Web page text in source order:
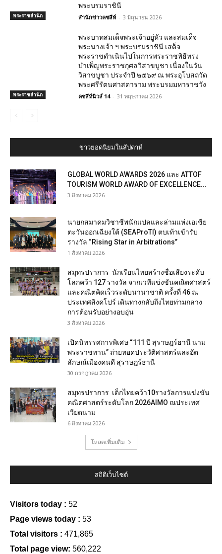
พระราชสำนัก
พระบรมราชินี
สำนักข่าวคชสีห์ - 3 มิถุนายน 2026
พระราชสำนัก
พระบาทสมเด็จพระเจ้าอยู่หัว และสมเด็จ
พระนางเจ้า ฯ พระบรมราชินี เสด็จ
พระราชดำเนินไปในการพระราชพิธีทรง
บำเพ็ญพระราชกุศลวิสาขบูชา เนื่องในวัน
วิสาขบูชา ประจำปี ๒๕๖๙ ณ พระอุโบสถวัด
พระศรีรัตนศาสดาราม พระบรมมหาราชวัง
คชสีห์นิวส์ 14 - 31 พฤษภาคม 2026
ข่าวยอดนิยมในสัปดาห์
GLOBAL WORLD AWARDS 2026 และ ATTOF
TOURISM WORLD AWARD OF EXCELLENCE...
3 สิงหาคม 2026
นายกสมาคมวิชาชีพนักแปลและล่ามแห่งเอเชีย
ตะวันออกเฉียงใต้ (SEAProTI) ตบเท้าเข้ารับ
รางวัล “Rising Star in Arbitrations”
1 สิงหาคม 2026
สมุทรปราการ นักเรียนไทยสร้างชื่อเสียงระดับ
โลกคว้า 127 รางวัล จากเวทีแข่งขันคณิตศาสตร์
และคณิตคิดเร็วระดับนานาชาติ ครั้งที่ 46 ณ
ประเทศสิงคโปร์ เดินทางกลับถึงไทยท่ามกลาง
การต้อนรับอย่างอบอุ่น
3 สิงหาคม 2026
เปิดนิทรรศการพิเศษ “111 ปี สุราษฎร์ธานี นาม
พระราชทาน” ถ่ายทอดประวัติศาสตร์และอัต
ลักษณ์เมืองคนดี สุราษฎร์ธานี
30 กรกฎาคม 2026
สมุทรปราการ เด็กไทยคว้า10รางวัลการแข่งขัน
คณิตศาสตร์ระดับโลก 2026AIMO ณประเทศ
เวียดนาม
6 สิงหาคม 2026
โหลดเพิ่มเติม
สถิติเว็บไซต์
Visitors today : 52
Page views today : 53
Total visitors : 471,865
Total page view: 560,222